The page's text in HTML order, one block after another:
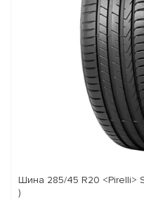
Шина 285/45 R20 <Pirelli>
)